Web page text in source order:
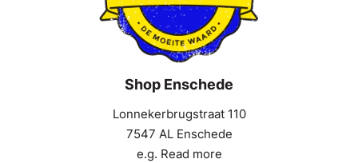
Shop Enschede
Lonnekerbrugstraat 110
7547 AL Enschede
e.g. Read more